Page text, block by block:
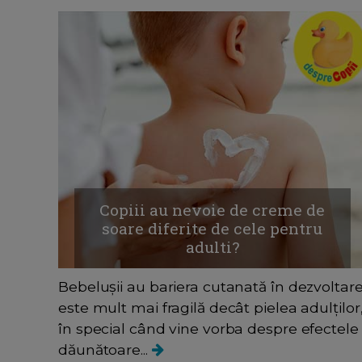
Copiii au nevoie de creme de
soare diferite de cele pentru
adulti?
Bebelușii au bariera cutanată în
este mult mai fragilă decât pielea
în special când vine vorba despre efectele
dăunătoare...